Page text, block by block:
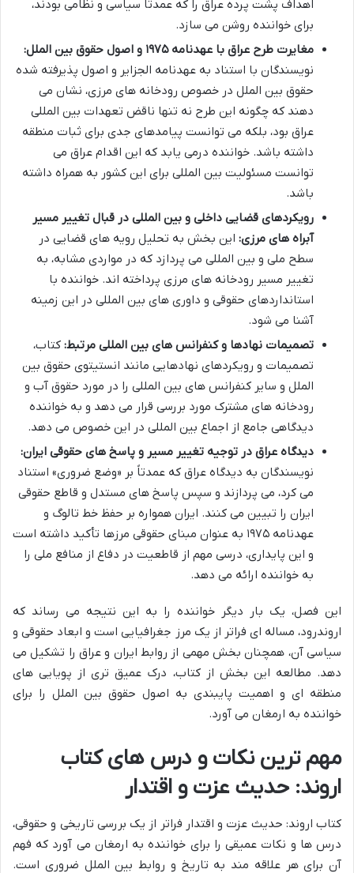
اهداف پشت پرده عراق را که عمدتاً سیاسی و نظامی بودند،
برای خواننده روشن می سازد.
مغایرت طرح عراق با عهدنامه ۱۹۷۵ و اصول حقوق بین الملل:
نویسندگان با استناد به عهدنامه الجزایر و اصول پذیرفته شده
حقوق بین الملل در خصوص رودخانه های مرزی، نشان می
دهند که چگونه این طرح نه تنها ناقض تعهدات بین المللی
عراق بود، بلکه می توانست پیامدهای جدی برای ثبات منطقه
داشته باشد. خواننده درمی یابد که این اقدام عراق می
توانست مسئولیت بین المللی برای این کشور به همراه داشته
باشد.
رویکردهای قضایی داخلی و بین المللی در قبال تغییر مسیر
آبراه های مرزی: این بخش به تحلیل رویه های قضایی در
سطح ملی و بین المللی می پردازد که در مواردی مشابه، به
تغییر مسیر رودخانه های مرزی پرداخته اند. خواننده با
استانداردهای حقوقی و داوری های بین المللی در این زمینه
آشنا می شود.
تصمیمات نهادها و کنفرانس های بین المللی مرتبط: کتاب،
تصمیمات و رویکردهای نهادهایی مانند انستیتوی حقوق بین
الملل و سایر کنفرانس های بین المللی را در مورد حقوق آب و
رودخانه های مشترک مورد بررسی قرار می دهد و به خواننده
دیدگاهی جامع از اجماع بین المللی در این خصوص می دهد.
دیدگاه عراق در توجیه تغییر مسیر و پاسخ های حقوقی ایران:
نویسندگان به دیدگاه عراق که عمدتاً بر «وضع ضروری» استناد
می کرد، می پردازند و سپس پاسخ های مستدل و قاطع حقوقی
ایران را تبیین می کنند. ایران همواره بر حفظ خط تالوگ و
عهدنامه ۱۹۷۵ به عنوان مبنای حقوقی مرزها تأکید داشته است
و این پایداری، درسی مهم از قاطعیت در دفاع از منافع ملی را
به خواننده ارائه می دهد.
این فصل، یک بار دیگر خواننده را به این نتیجه می رساند که
اروندرود، مساله ای فراتر از یک مرز جغرافیایی است و ابعاد حقوقی و
سیاسی آن، همچنان بخش مهمی از روابط ایران و عراق را تشکیل می
دهد. مطالعه این بخش از کتاب، درک عمیق تری از پویایی های
منطقه ای و اهمیت پایبندی به اصول حقوق بین الملل را برای
خواننده به ارمغان می آورد.
مهم ترین نکات و درس های کتاب
اروند: حدیث عزت و اقتدار
کتاب اروند: حدیث عزت و اقتدار فراتر از یک بررسی تاریخی و حقوقی،
درس ها و نکات عمیقی را برای خواننده به ارمغان می آورد که فهم
آن برای هر علاقه مند به تاریخ و روابط بین الملل ضروری است.